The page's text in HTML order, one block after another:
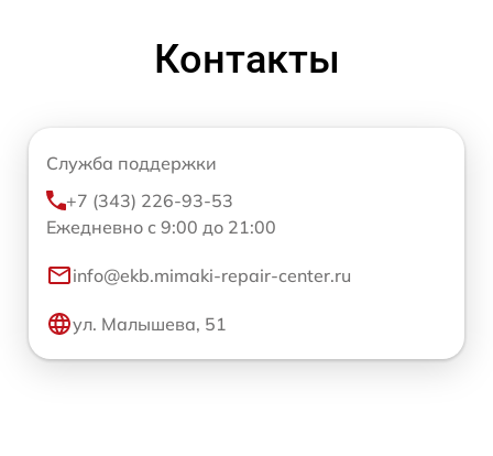
Контакты
Служба поддержки
+7 (343) 226-93-53
Ежедневно с 9:00 до 21:00
info@ekb.mimaki-repair-center.ru
ул. Малышева, 51